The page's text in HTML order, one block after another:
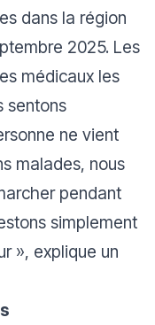
dans la région
2025. Les
médicaux les
sentons
ne vient
malades, nous
pendant
simplement
», explique un